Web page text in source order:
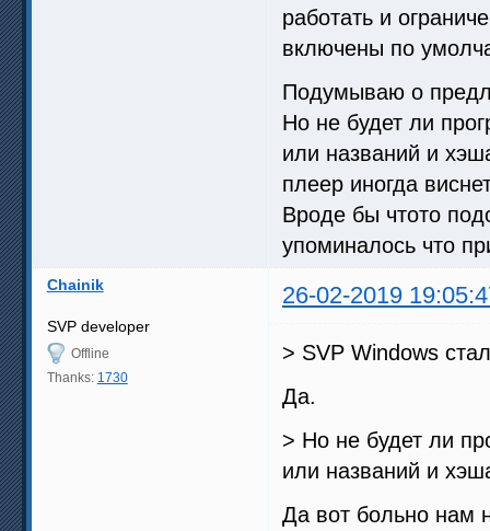
работать и
включены по
Подумываю о
Но не будет ли
или названий и
плеер иногда
Вроде бы чтото
упоминалось что
Chainik 26-02-2019
SVP developer
Offline
Thanks: 1730
> SVP Windows
Да.
> Но не будет ли
или названий и
Да вот больно нам